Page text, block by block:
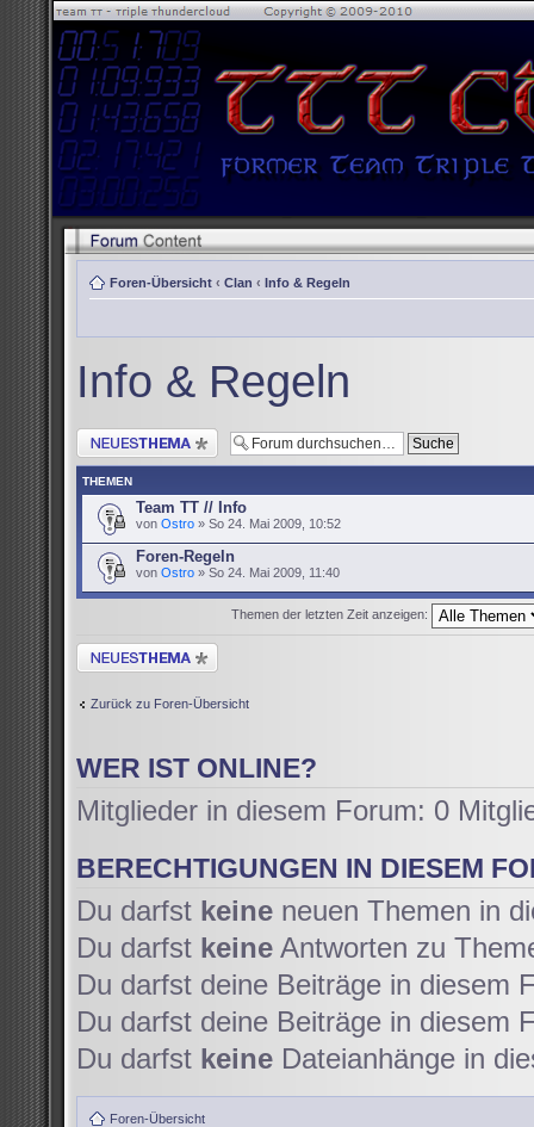
Foren-Übersicht ‹ Clan ‹ Info & Regeln
Info & Regeln
Neues Thema erstellen
THEMEN
Team TT // Info
von Ostro » So 24. Mai 2009, 10:52
Foren-Regeln
von Ostro » So 24. Mai 2009, 11:40
Themen der letzten Zeit anzeigen:
Neues Thema erstellen
Zurück zu Foren-Übersicht
WER IST ONLINE?
Mitglieder in diesem Forum: 0
BERECHTIGUNGEN IN DIESEM
Du darfst keine neuen Themen in
Du darfst keine Antworten zu
Du darfst deine Beiträge in diesem
Du darfst deine Beiträge in diesem
Du darfst keine Dateianhänge in
Foren-Übersicht